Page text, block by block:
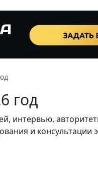
год
интервью,
и консультации